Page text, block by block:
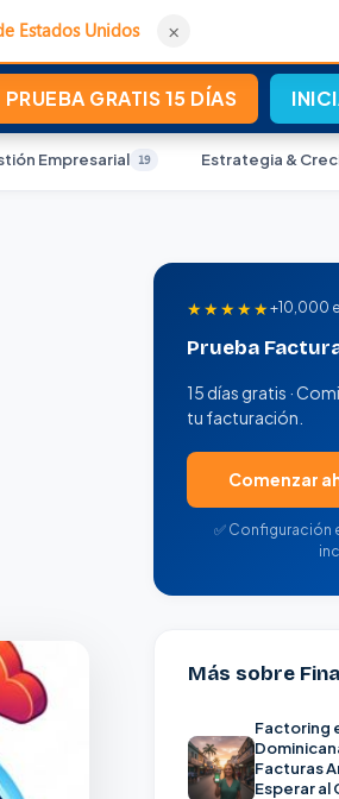
Estados Unidos ×
PRUEBA GRATIS 15 DÍAS
Empresarial 19 Estrategia &
★★★★★+10,000
Prueba
15 días gratis ·
tu facturación.
Comenzar
✅ Configuración
Más sobre
Factoring
Facturas
Esperar al